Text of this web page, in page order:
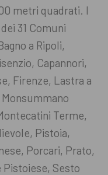
metri quadrati. I
31 Comuni
a Ripoli,
Capannori,
Firenze, Lastra a
Monsummano
Terme,
Pistoia,
Porcari, Prato,
Pistoiese, Sesto